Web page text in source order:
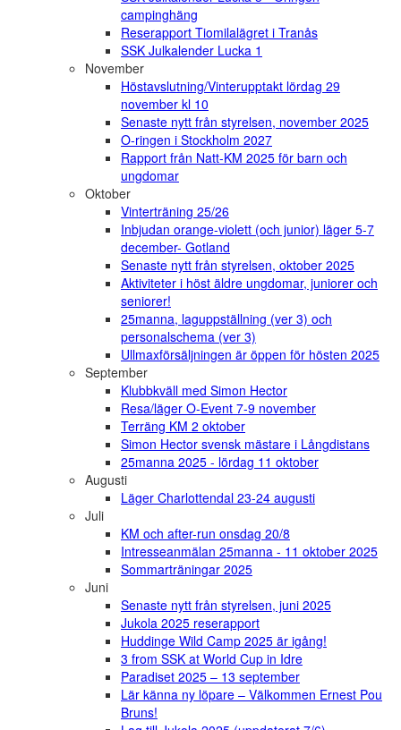
campinghäng
Reserapport Tiomilalägret i Tranås
SSK Julkalender Lucka 1
November
Höstavslutning/Vinterupptakt lördag 29
november kl 10
Senaste nytt från styrelsen, november 2025
O-ringen i Stockholm 2027
Rapport från Natt-KM 2025 för barn och
ungdomar
Oktober
Vinterträning 25/26
Inbjudan orange-violett (och junior) läger 5-7
december- Gotland
Senaste nytt från styrelsen, oktober 2025
Aktiviteter i höst äldre ungdomar, juniorer och
seniorer!
25manna, laguppställning (ver 3) och
personalschema (ver 3)
Ullmaxförsäljningen är öppen för hösten 2025
September
Klubbkväll med Simon Hector
Resa/läger O-Event 7-9 november
Terräng KM 2 oktober
Simon Hector svensk mästare i Långdistans
25manna 2025 - lördag 11 oktober
Augusti
Läger Charlottendal 23-24 augusti
Juli
KM och after-run onsdag 20/8
Intresseanmälan 25manna - 11 oktober 2025
Sommarträningar 2025
Juni
Senaste nytt från styrelsen, juni 2025
Jukola 2025 reserapport
Huddinge Wild Camp 2025 är igång!
3 from SSK at World Cup in Idre
Paradiset 2025 – 13 september
Lär känna ny löpare – Välkommen Ernest Pou
Bruns!